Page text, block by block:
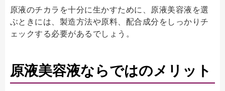
原液のチカラを十分に生かすために、原液美容液を選
ぶときには、製造方法や原料、配合成分をしっかりチ
ェックする必要があるでしょう。
原液美容液ならではのメリット